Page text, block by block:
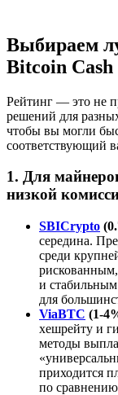
Выбираем
Bitcoin Cash
Рейтинг — это не
решений для
чтобы вы могли
соответствующий
1. Для
низкой
SBICrypto
середина.
среди
и стабильным
для
ViaBTC (1-
хешрейту и
методы
приходится
по